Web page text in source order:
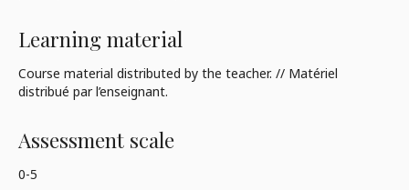
Learning material
Course material distributed by the teacher. // Matériel
distribué par l’enseignant.
Assessment scale
0-5